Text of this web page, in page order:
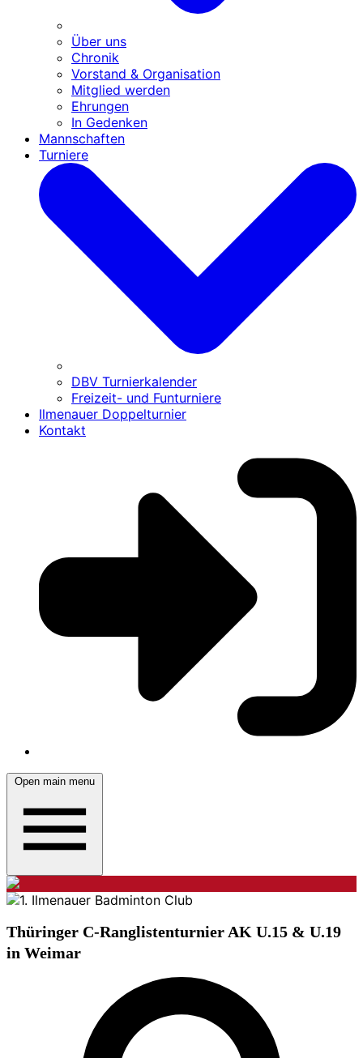
Über uns
Chronik
Vorstand & Organisation
Mitglied werden
Ehrungen
In Gedenken
Mannschaften
Turniere
DBV Turnierkalender
Freizeit- und Funturniere
Ilmenauer Doppelturnier
Kontakt
Open main menu
Thüringer C-Ranglistenturnier AK U.15 & U.19
in Weimar